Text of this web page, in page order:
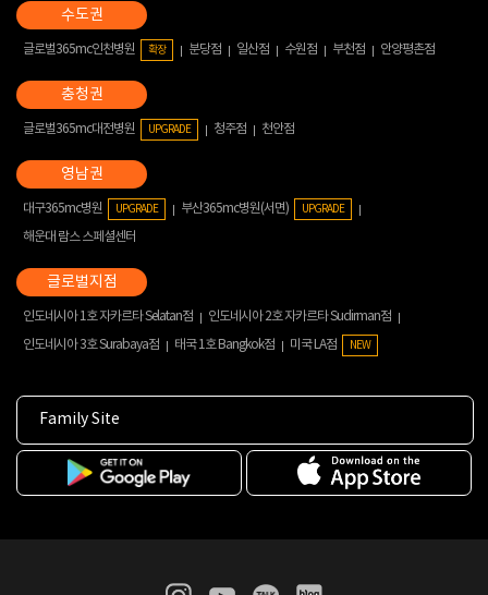
글로벌365mc인천병원 확장 분당점 일산점 수원점 부천점 안양평촌점
글로벌365mc대전병원 UPGRADE 청주점 천안점
대구365mc병원 UPGRADE 부산365mc병원(서면) UPGRADE
해운대 람스 스페셜센터
인도네시아 1호 자카르타 Selatan점
인도네시아 2호 자카르타 Sudirman점
인도네시아 3호 Surabaya점
태국 1호 Bangkok점 미국 LA점 NEW
Family Site